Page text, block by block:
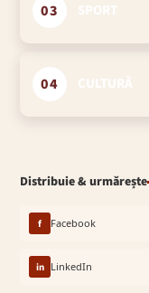
03
04
Distribuie & urmărește
f Facebook
in LinkedIn